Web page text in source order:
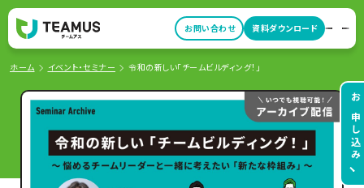
お問い合わせ 資料ダウンロード
ホーム イベント・セミナー 令和の新しい「チームビルディング！」
お申し込み